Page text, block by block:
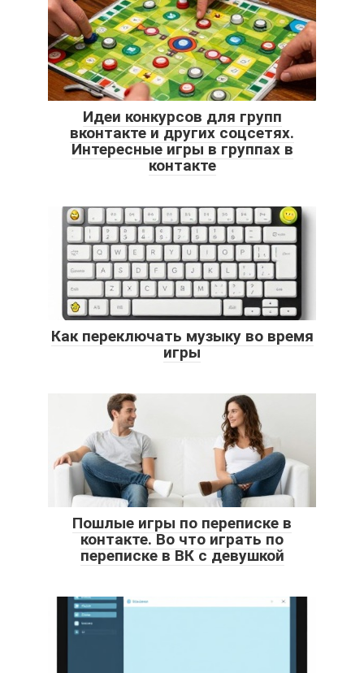
Идеи конкурсов для групп
вконтакте и других соцсетях.
Интересные игры в группах в
контакте
Как переключать музыку во время
игры
Пошлые игры по переписке в
контакте. Во что играть по
переписке в ВК с девушкой